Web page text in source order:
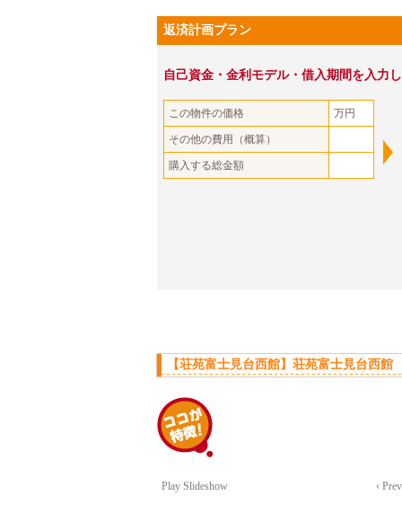
返済計画プラン
自己資金・金利モデル・借入期間を入力
この物件の価格 万円
その他の費用（概算）
購入する総金額
【荘苑富士見台西館】荘苑富士見台西
Play Slideshow ‹